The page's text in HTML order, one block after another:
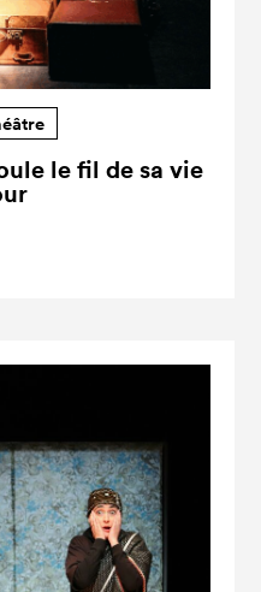
le fil de sa vie